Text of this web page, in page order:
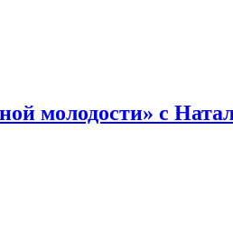
молодости» с